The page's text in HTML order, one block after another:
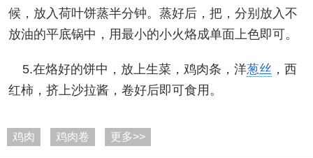
候，放入荷叶饼蒸半分钟。蒸好后，把，分别放入不
放油的平底锅中，用最小的小火烙成单面上色即可。
5.在烙好的饼中，放上生菜，鸡肉条，洋葱丝 ，西
红柿，挤上沙拉酱，卷好后即可食用。
鸡肉 鸡肉卷 更多>>